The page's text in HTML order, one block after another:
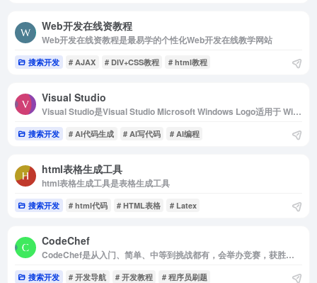
Web开发在线资教程
Web开发在线资教程是最易学的个性化Web开发在线教学网站
搜索开发 # AJAX # DIV+CSS教程 # html教程
Visual Studio
Visual Studio是Visual Studio Microsoft Windows Logo适用于 Windows 上 .NET 和 C++ 开发人员的最全面 IDE。 完整打包了一系列丰富的工具和功能，可提升和增强软件开发的每个阶段。
搜索开发 # AI代码生成 # AI写代码 # AI编程
html表格生成工具
html表格生成工具是表格生成工具
搜索开发 # html代码 # HTML表格 # Latex
CodeChef
CodeChef是从入门、简单、中等到挑战都有，会举办竞赛，获胜者可是有奖金的哦!
搜索开发 # 开发导航 # 开发教程 # 程序员刷题